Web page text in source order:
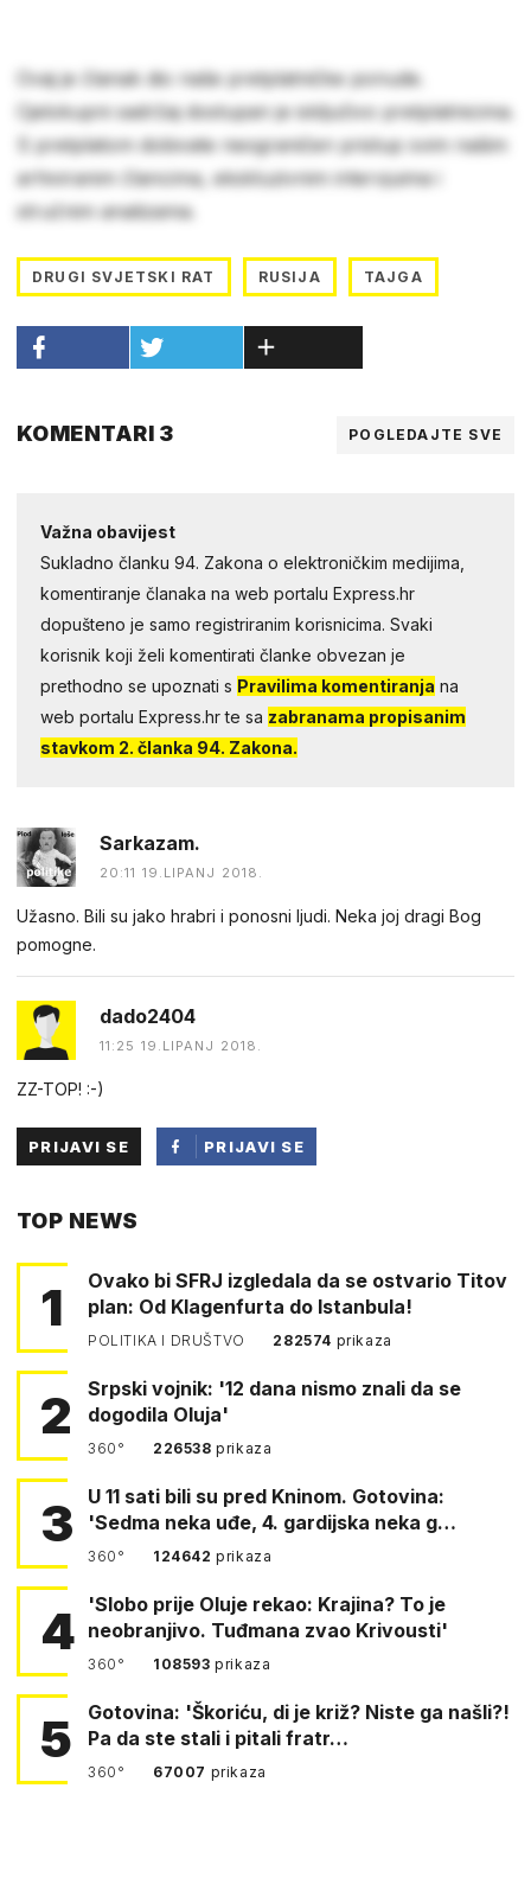
Ovaj je članak dio naše pretplatničke ponude.
Cjelokupni sadržaj dostupan je isključivo pretplatnicima.
S pretplatom dobivate neograničen pristup svim našim
arhiviranim člancima, ekskluzivnim intervjuima i
stručnim analizama.
DRUGI SVJETSKI RAT RUSIJA TAJGA
KOMENTARI 3 POGLEDAJTE SVE
Važna obavijest
Sukladno članku 94. Zakona o elektroničkim medijima,
komentiranje članaka na web portalu Express.hr
dopušteno je samo registriranim korisnicima. Svaki
korisnik koji želi komentirati članke obvezan je
prethodno se upoznati s Pravilima komentiranja na
web portalu Express.hr te sa zabranama propisanim
stavkom 2. članka 94. Zakona.
Sarkazam.
20:11 19.LIPANJ 2018.
Užasno. Bili su jako hrabri i ponosni ljudi. Neka joj dragi Bog
pomogne.
dado2404
11:25 19.LIPANJ 2018.
ZZ-TOP! :-)
PRIJAVI SE
PRIJAVI SE
TOP NEWS
1
Ovako bi SFRJ izgledala da se ostvario Titov
plan: Od Klagenfurta do Istanbula!
POLITIKA I DRUŠTVO 282574 prikaza
2
Srpski vojnik: '12 dana nismo znali da se
dogodila Oluja'
360° 226538prikaza
3
U 11 sati bili su pred Kninom. Gotovina:
'Sedma neka uđe, 4. gardijska neka g…
360° 124642prikaza
4
'Slobo prije Oluje rekao: Krajina? To je
neobranjivo. Tuđmana zvao Krivousti'
360° 108593prikaza
5
Gotovina: 'Škoriću, di je križ? Niste ga našli?!
Pa da ste stali i pitali fratr…
360° 67007 prikaza